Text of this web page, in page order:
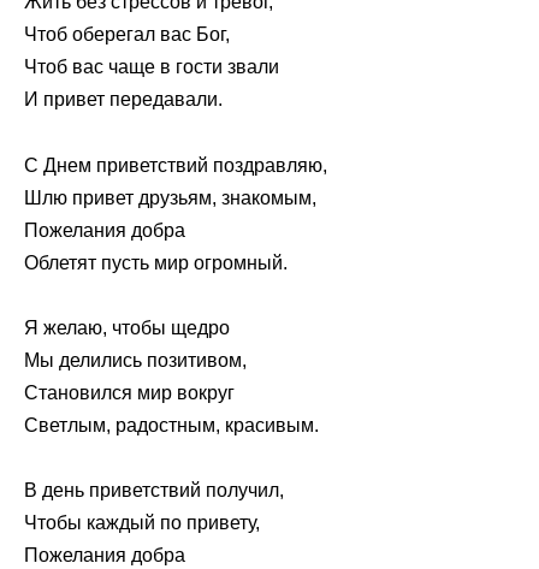
Чтоб оберегал вас Бог,
Чтоб вас чаще в гости звали
И привет передавали.
С Днем приветствий поздравляю,
Шлю привет друзьям, знакомым,
Пожелания добра
Облетят пусть мир огромный.
Я желаю, чтобы щедро
Мы делились позитивом,
Становился мир вокруг
Светлым, радостным, красивым.
В день приветствий получил,
Чтобы каждый по привету,
Пожелания добра